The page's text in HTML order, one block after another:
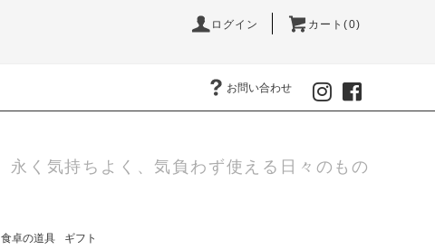
ログイン カート(0)
お問い合わせ
永く気持ちよく、気負わず使える日々のもの
食卓の道具 ギフト